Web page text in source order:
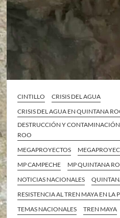
CINTILLO
CRISIS DEL AGUA
CRISIS DEL AGUA EN QUINTANA
DESTRUCCIÓN Y
ROO
MEGAPROYECTOS
MP CAMPECHE
MP QUINTANA
NOTICIAS NACIONALES
RESISTENCIA AL TREN MAYA EN LA
TEMAS NACIONALES
TREN MAYA